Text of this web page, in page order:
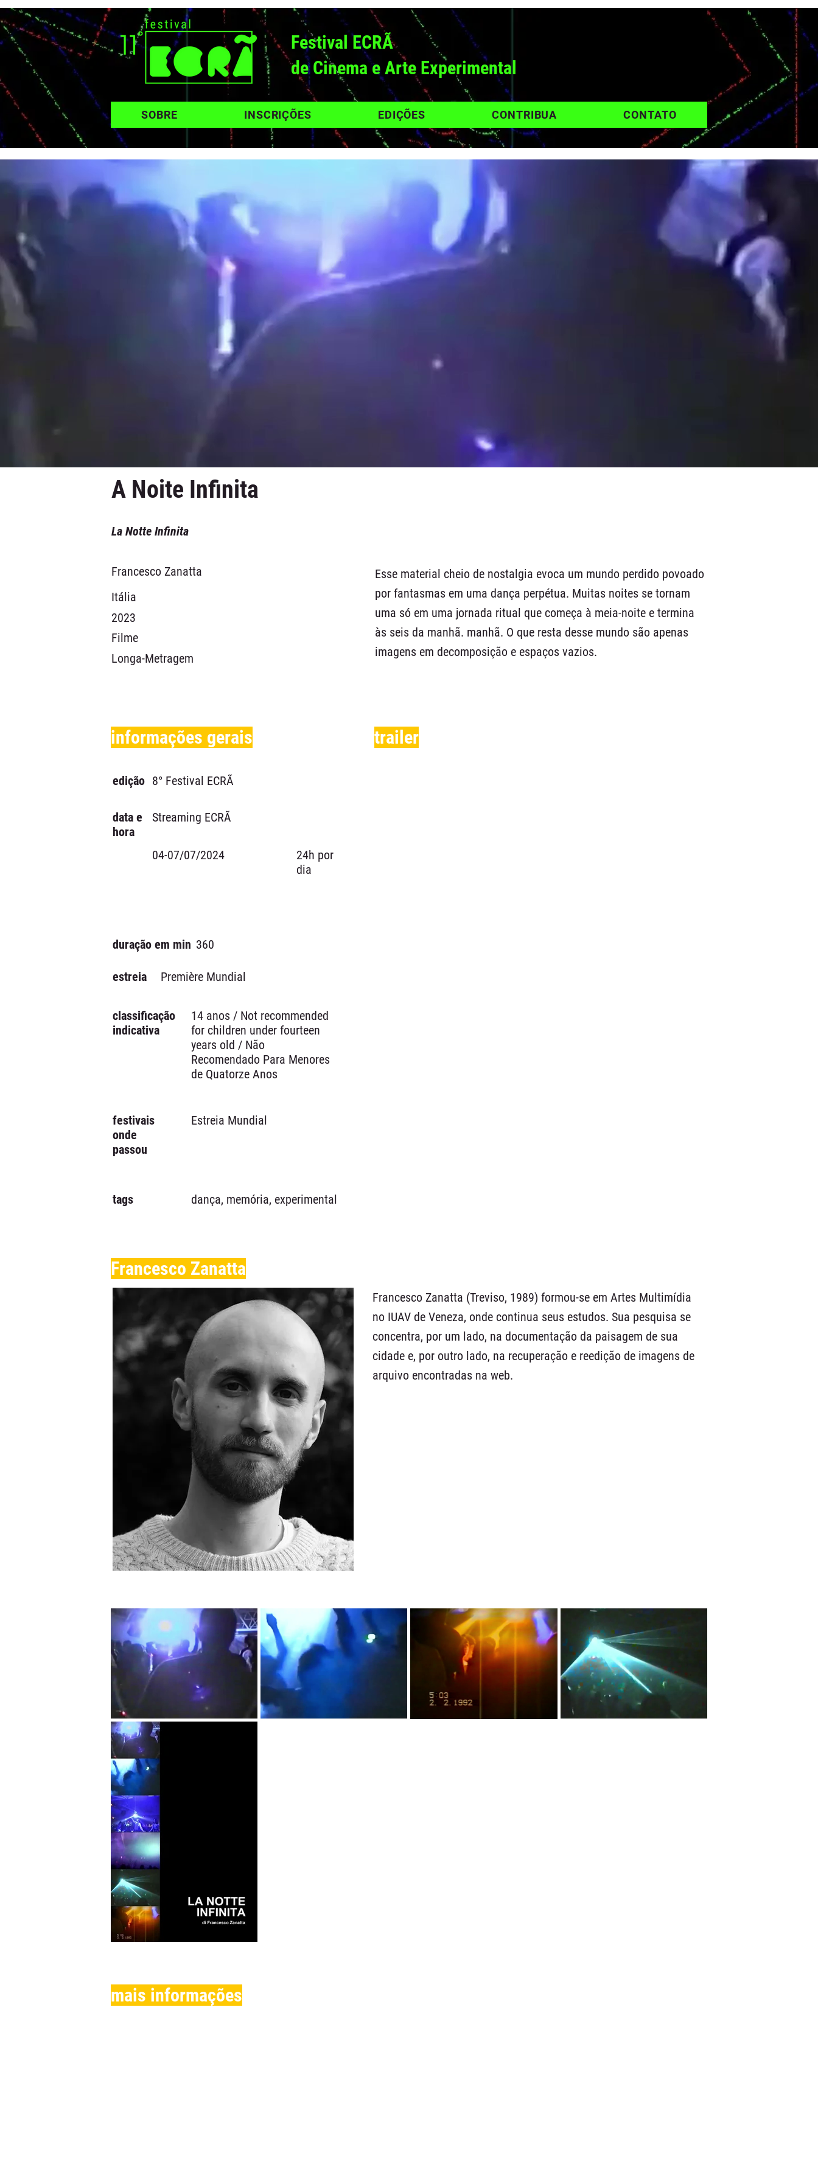
Festival ECRÃ
de Cinema e Arte Experimental
SOBRE INSCRIÇÕES EDIÇÕES CONTRIBUA CONTATO
A Noite Infinita
La Notte Infinita
Francesco Zanatta
Itália
2023
Filme
Longa-Metragem
Esse material cheio de nostalgia evoca um mundo perdido povoado
por fantasmas em uma dança perpétua. Muitas noites se tornam
uma só em uma jornada ritual que começa à meia-noite e termina
às seis da manhã. manhã. O que resta desse mundo são apenas
imagens em decomposição e espaços vazios.
informações gerais
edição 8° Festival ECRÃ
data e
hora
Streaming ECRÃ
04-07/07/2024
24h por
dia
duração em min 360
estreia Première Mundial
classificação
indicativa
14 anos / Not recommended
for children under fourteen
years old / Não
Recomendado Para Menores
de Quatorze Anos
trailer
festivais
onde
passou
Estreia Mundial
tags dança, memória, experimental
Francesco Zanatta
Francesco Zanatta (Treviso, 1989) formou-se em Artes Multimídia
no IUAV de Veneza, onde continua seus estudos. Sua pesquisa se
concentra, por um lado, na documentação da paisagem de sua
cidade e, por outro lado, na recuperação e reedição de imagens de
arquivo encontradas na web.
mais informações